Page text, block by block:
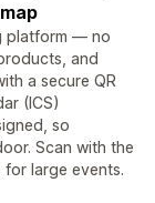
platform — no
and
a secure QR
(ICS)
so
Scan with the
large events.